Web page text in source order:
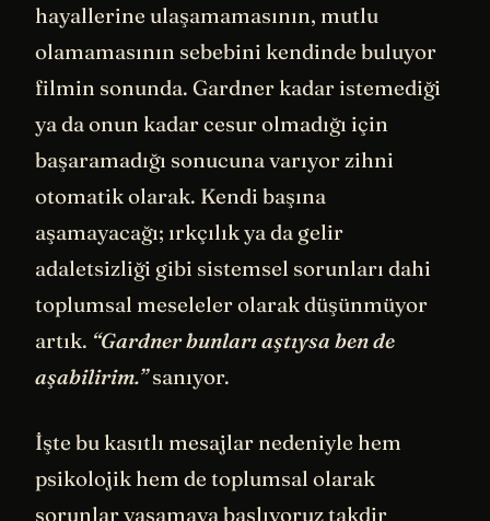
hayallerine ulaşamamasının, mutlu
olamamasının sebebini kendinde buluyor
filmin sonunda. Gardner kadar istemediği
ya da onun kadar cesur olmadığı için
başaramadığı sonucuna varıyor zihni
otomatik olarak. Kendi başına
aşamayacağı; ırkçılık ya da gelir
adaletsizliği gibi sistemsel sorunları dahi
toplumsal meseleler olarak düşünmüyor
artık. “Gardner bunları aştıysa ben de
aşabilirim.”sanıyor.
İşte bu kasıtlı mesajlar nedeniyle hem
psikolojik hem de toplumsal olarak
sorunlar yaşamaya başlıyoruz takdir